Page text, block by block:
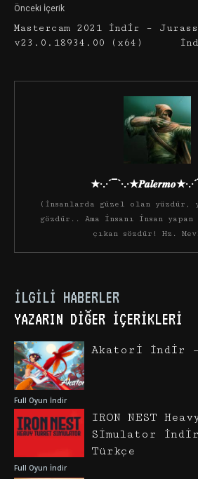
Önceki İçerik
Mastercam 2021 İndir –
v23.0.18934.00 (x64)
(İnsanlarda güzel olan yüzdür,
gözdür.. Ama insanı insan yapan
çıkan sözdür! Hz.
İLGILI HABERLER
YAZARIN DIĞER İÇERIKLERI
Full Oyun İndir
Akatori İndir –
Full Oyun İndir
IRON NEST
Simulator
Türkçe